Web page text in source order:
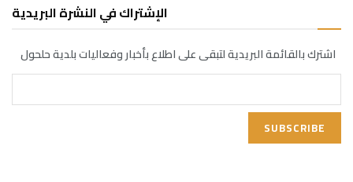
الإشتراك في النشرة البريدية
اشترك بالقائمة البريدية لتبقى على اطلاع بأخبار وفعاليات بلدية حلحول